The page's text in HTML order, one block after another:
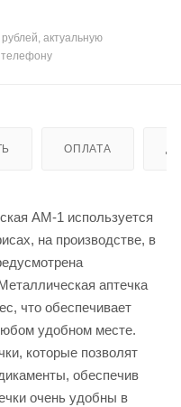
актуальную
телефону
ОПЛАТА
АМ-1 используется
на производстве, в
аптечка
что обеспечивает
удобном месте.
которые позволят
обеспечив
очень удобны в